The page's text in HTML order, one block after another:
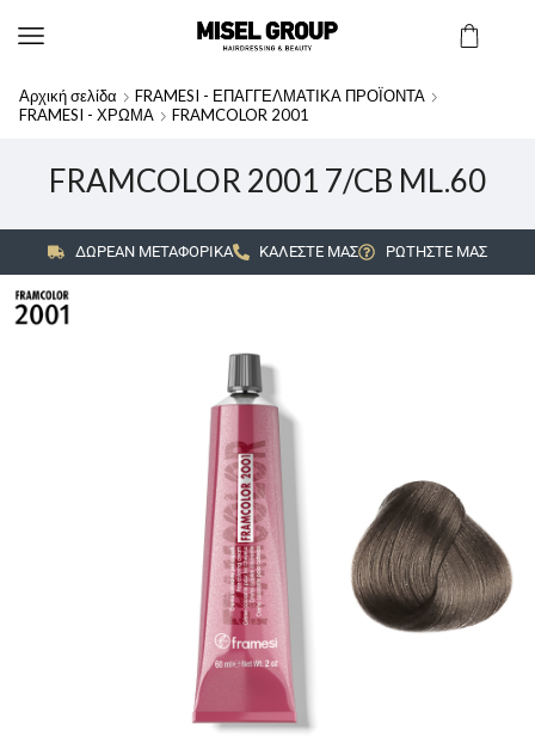
Αρχική σελίδα
FRAMESI - ΕΠΑΓΓΕΛΜΑΤΙΚΑ ΠΡΟΪΟΝΤΑ
FRAMESI - ΧΡΩΜΑ
FRAMCOLOR 2001
FRAMCOLOR 2001 7/CB ML.60
ΔΩΡΕΑΝ ΜΕΤΑΦΟΡΙΚΑ ΚΑΛΕΣΤΕ ΜΑΣ ΡΩΤΗΣΤΕ ΜΑΣ